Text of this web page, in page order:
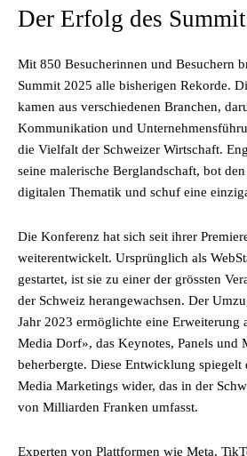
Der Erfolg des
Mit 850 Besucherinnen und Besuchern
Summit 2025 alle bisherigen Rekorde.
kamen aus verschiedenen Branchen,
Kommunikation und
die Vielfalt der Schweizer Wirtschaft.
seine malerische Berglandschaft, bot
digitalen Thematik und schuf eine
Die Konferenz hat sich seit ihrer
weiterentwickelt. Ursprünglich als
gestartet, ist sie zu einer der grössten
der Schweiz herangewachsen. Der
Jahr 2023 ermöglichte eine Erweiterung
Media Dorf», das Keynotes, Panels und
beherbergte. Diese Entwicklung spiegelt
Media Marketings wider, das in der
von Milliarden Franken umfasst.
Experten von Plattformen wie Meta,